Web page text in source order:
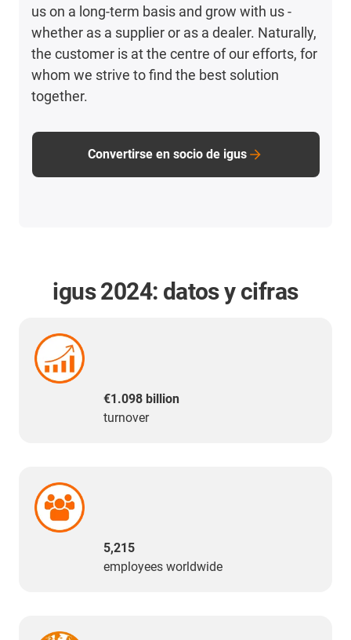
us on a long-term basis and grow with us -
whether as a supplier or as a dealer. Naturally,
the customer is at the centre of our efforts, for
whom we strive to find the best solution
together.
Convertirse en socio de igus
igus 2024: datos y cifras
€1.098 billion
turnover
5,215
employees worldwide